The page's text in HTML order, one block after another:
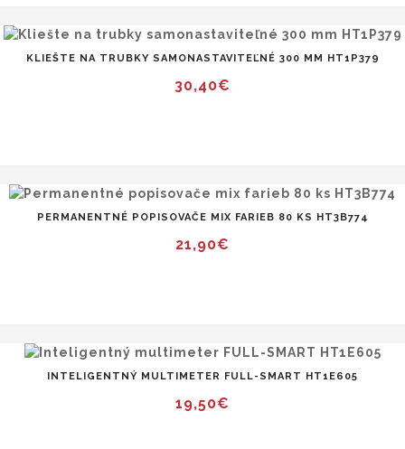
KLIEŠTE NA TRUBKY SAMONASTAVITEĽNÉ 300 MM HT1P379
30,40€
PERMANENTNÉ POPISOVAČE MIX FARIEB 80 KS HT3B774
21,90€
INTELIGENTNÝ MULTIMETER FULL-SMART HT1E605
19,50€